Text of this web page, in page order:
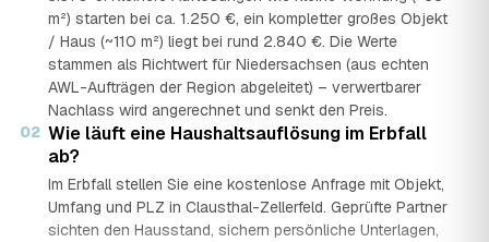
m²) starten bei ca. 1.250 €, ein kompletter großes Objekt
/ Haus (~110 m²) liegt bei rund 2.840 €. Die Werte
stammen als Richtwert für Niedersachsen (aus echten
AWL-Aufträgen der Region abgeleitet) – verwertbarer
Nachlass wird angerechnet und senkt den Preis.
02 Wie läuft eine Haushaltsauflösung im Erbfall
ab?
Im Erbfall stellen Sie eine kostenlose Anfrage mit Objekt,
Umfang und PLZ in Clausthal-Zellerfeld. Geprüfte Partner
sichten den Hausstand, sichern persönliche Unterlagen,